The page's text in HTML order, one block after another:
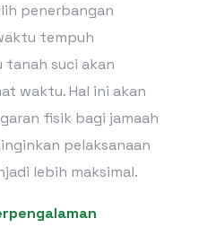
penerbangan
tempuh
tanah suci akan
waktu. Hal ini akan
fisik bagi jamaah
pelaksanaan
lebih maksimal.